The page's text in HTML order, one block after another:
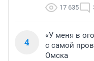
17 635
4
«У меня в
с самой
Омска